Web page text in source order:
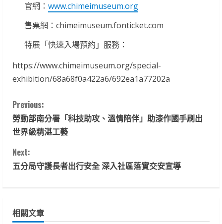
官網： www.chimeimuseum.org
售票網：chimeimuseum.fonticket.com
特展「快速入場預約」服務：
https://www.chimeimuseum.org/special-
exhibition/68a68f0a422a6/692ea1a77202a
C
o
n
t
n
Previous:
勞動部南分署「科技助攻、溫情陪伴」助漆作國手刷出
世界級精湛工藝
Next:
五分局守護長者出行安全 深入社區落實交安宣導
相關文章